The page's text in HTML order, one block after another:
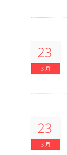
23
3 月
23
3 月